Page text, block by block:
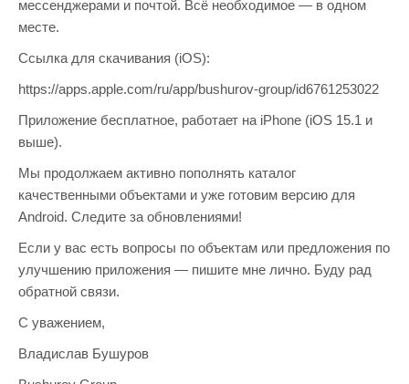
мессенджерами и почтой. Всё необходимое — в одном
месте.
Ссылка для скачивания (iOS):
https://apps.apple.com/ru/app/bushurov-group/id6761253022
Приложение бесплатное, работает на iPhone (iOS 15.1 и
выше).
Мы продолжаем активно пополнять каталог
качественными объектами и уже готовим версию для
Android. Следите за обновлениями!
Если у вас есть вопросы по объектам или предложения по
улучшению приложения — пишите мне лично. Буду рад
обратной связи.
С уважением,
Владислав Бушуров